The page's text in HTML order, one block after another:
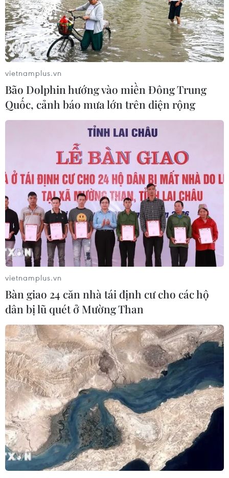
TIN CÙNG CHUYÊN MỤC
Ca vi phẫu ghép da đầu hiếm gặp
giúp bé gái phục hồi sau 10 năm
06/08/2026 07:15
Hà Nội: Kiểm tra, xác minh liên quan
đến sản phẩm giảm cân dạng bút
vietnamplus.vn
Bão Dolphin hướng vào miền Đông Trung
Quốc, cảnh báo mưa lớn trên diện rộng
vietnamplus.vn
Bàn giao 24 căn nhà tái định cư cho các hộ
dân bị lũ quét ở Mường Than